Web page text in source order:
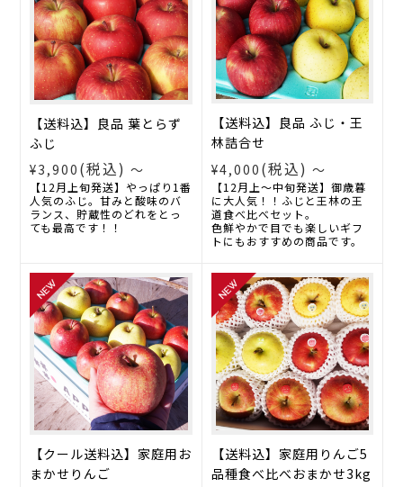
【送料込】良品 葉とらず
ふじ
¥3,900 (税込) ～
【12月上旬発送】やっぱり1番
人気のふじ。甘みと酸味のバ
ランス、貯蔵性のどれをとっ
ても最高です！！
【送料込】良品 ふじ・王
林詰合せ
¥4,000 (税込) ～
【12月上～中旬発送】御歳暮
に大人気！！ふじと王林の王
道食べ比べセット。
色鮮やかで目でも楽しいギフ
トにもおすすめの商品です。
【クール送料込】家庭用お
まかせりんご
【送料込】家庭用りんご5
品種食べ比べおまかせ3kg